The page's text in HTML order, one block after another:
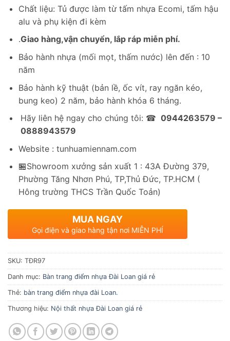
2,100,000₫.
Chất liệu: Tủ được làm từ tấm nhựa Ecomi, tấm hậu
alu và phụ kiện đi kèm
.Giao hàng,vận chuyển, lắp ráp miễn phí.
Bảo hành nhựa (mối mọt, thấm nước) lên đến : 10
năm
Bảo hành kỹ thuật (bản lề, ốc vít, ray ngăn kéo,
bung keo) 2 năm, bảo hành khóa 6 tháng.
Hãy liên hệ ngay cho chúng tôi: ☎ 0944263579 –
0888943579
Website : tunhuamiennam.com
🏪Showroom xưởng sản xuất 1 : 43A Đường 379,
Phường Tăng Nhơn Phú, TP,Thủ Đức, TP.HCM (
Hông trường THCS Trần Quốc Toản)
MUA NGAY
Gọi điện và giao hàng tận nơi MIỄN PHÍ
SKU: TĐR97
Danh mục: Bàn trang điểm nhựa Đài Loan giá rẻ
Thẻ: bàn trang điểm nhựa đài Loan.
Thương hiệu: Nội thất nhựa Đài Loan giá rẻ